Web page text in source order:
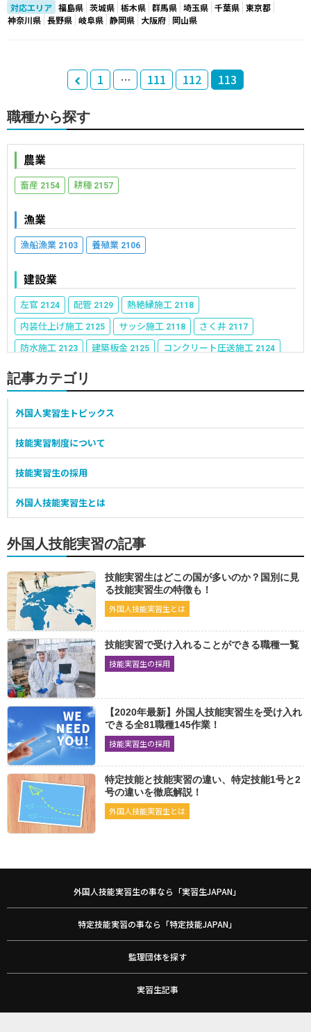
対応エリア 福島県 茨城県 栃木県 群馬県 埼玉県 千葉県 東京都
神奈川県 長野県 岐阜県 静岡県 大阪府 岡山県
1 … 111 112 113
職種から探す
農業
畜産 2154 耕種 2157
漁業
漁船漁業 2103 養殖業 2106
建設業
左官 2124 配管 2129 熱絶縁施工 2118
内装仕上げ施工 2125 サッシ施工 2118 さく井 2117
防水施工 2123 建築板金 2125 コンクリート圧送施工 2124
冷凍空気調和機器施工
建具製作2118 表装2117 建築大工2136
建設機械施工2140 型枠施工
かわらぶき2116
食品製造業
非加熱性水産加工食品製造2085 水産練り製品製造2074
牛豚食肉処理加工2079 ハム・ソーセージ・ベーコン製造
パン製造2076 そう菜製造2094
医療・福祉施設給食製造2070 缶詰巻締2072
農産物漬物製造業 2061 食鳥処理加工業
加熱性水産加工食品製造
繊維・衣服
寝具製作2066 カーペット製造
布はく縫製2068 座席シート縫製 2068 紡績運転 2073
織布運転2071 染色2063 ニット製品製造 2065
たて編ニット生地製造2071 婦人子供服製造
紳士服製造2066 下着類製造2065
機械・金属
機械検査2081 機械保全
鍛造 ダイカスト 機械加工
金属プレス加工2092 鉄工2089 工場板金2087
自動車整備2053 ビルクリーニング2060 介護2184
家具製作2037
記事カテゴリ
外国人実習生トピックス
技能実習制度について
技能実習生の採用
外国人技能実習生とは
外国人技能実習の記事
技能実習生はどこの国が多いのか？国別に見
る技能実習生の特徴も！
外国人技能実習生とは
技能実習で受け入れることができる職種一覧
技能実習生の採用
【2020年最新】外国人技能実習生を受け入れ
できる全81職種145作業！
技能実習生の採用
特定技能と技能実習の違い、特定技能1号と2
号の違いを徹底解説！
外国人技能実習生とは
外国人技能実習生の事なら「実習生JAPAN」
特定技能実習の事なら「特定技能JAPAN」
監理団体を探す
実習生記事